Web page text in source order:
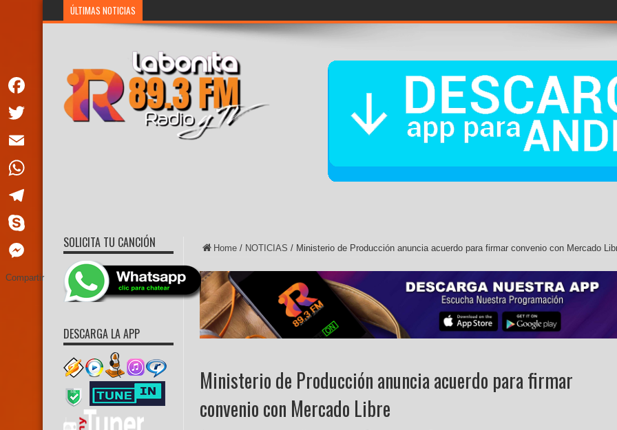
ÚLTIMAS NOTICIAS
Home / NOTICIAS / Ministerio de Producción anuncia acuerdo para firmar convenio con Mercado
Ministerio de Producción anuncia acuerdo para firmar
convenio con Mercado Libre
SOLICITA TU CANCIÓN
DESCARGA LA APP
Facebook
Twitter
Email
WhatsApp
Telegram
Skype
Messenger
Compartir